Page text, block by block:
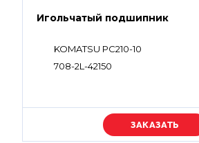
Игольчатый подшипник
KOMATSU PC210-10
708-2L-42150
Уточняйте цену